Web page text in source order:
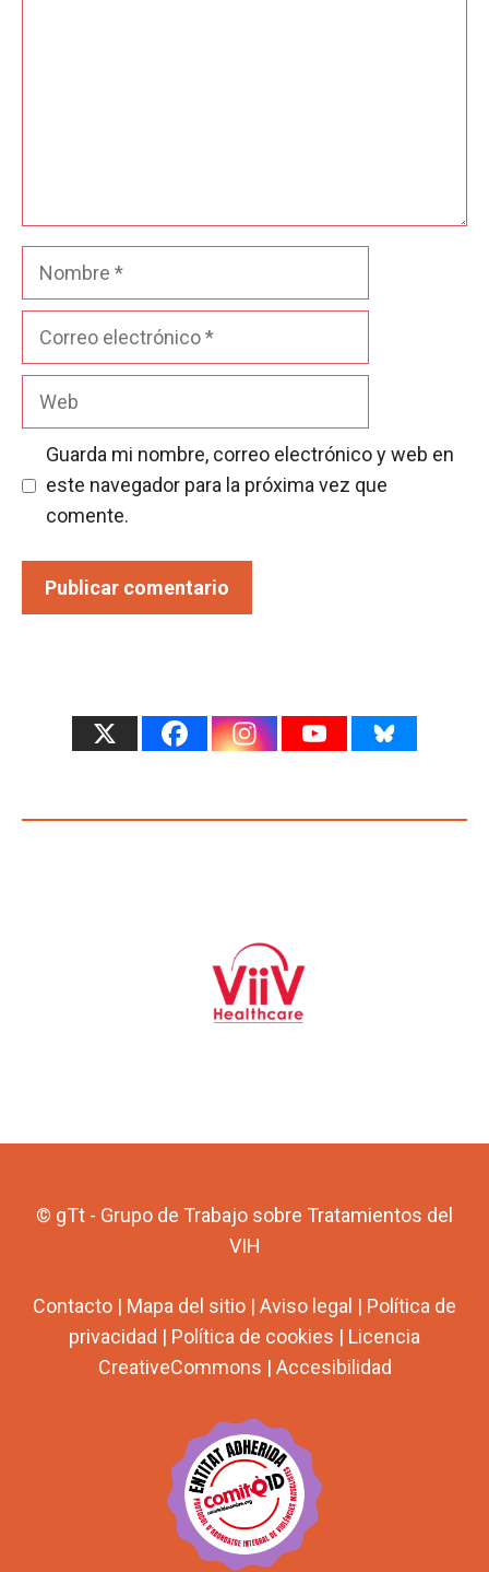
Nombre
Guarda mi nombre, correo electrónico y web en
este navegador para la próxima vez que
comente.
© gTt - Grupo de Trabajo sobre Tratamientos del
VIH
Contacto | Mapa del sitio | Aviso legal | Política de
privacidad | Política de cookies | Licencia
CreativeCommons | Accesibilidad